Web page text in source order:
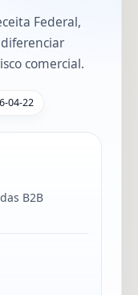
Federal,
comercial.
04-22
B2B